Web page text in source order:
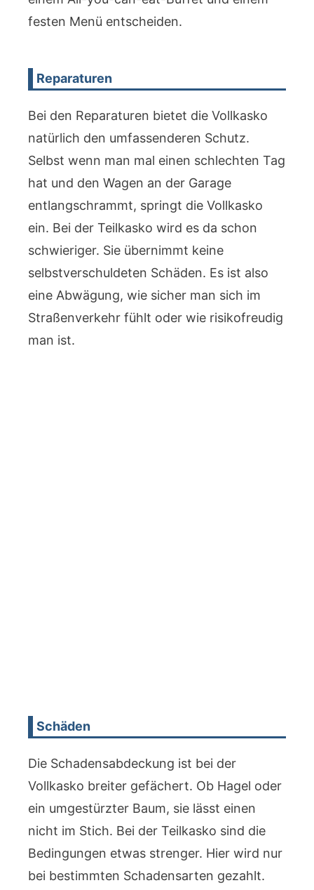
festen Menü entscheiden.
Reparaturen
Bei den Reparaturen bietet die Vollkasko
natürlich den umfassenderen Schutz.
Selbst wenn man mal einen schlechten Tag
hat und den Wagen an der Garage
entlangschrammt, springt die Vollkasko
ein. Bei der Teilkasko wird es da schon
schwieriger. Sie übernimmt keine
selbstverschuldeten Schäden. Es ist also
eine Abwägung, wie sicher man sich im
Straßenverkehr fühlt oder wie risikofreudig
man ist.
Schäden
Die Schadensabdeckung ist bei der
Vollkasko breiter gefächert. Ob Hagel oder
ein umgestürzter Baum, sie lässt einen
nicht im Stich. Bei der Teilkasko sind die
Bedingungen etwas strenger. Hier wird nur
bei bestimmten Schadensarten gezahlt.